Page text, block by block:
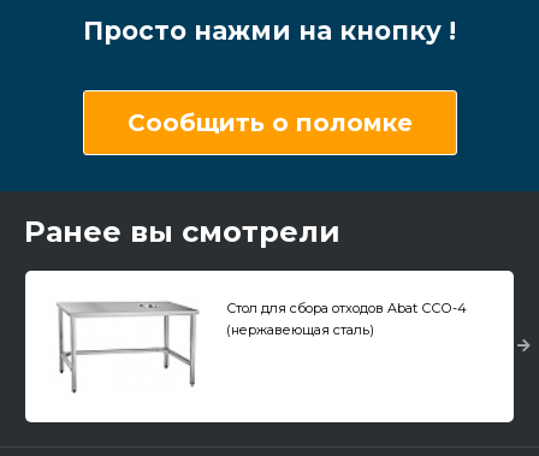
Просто нажми на кнопку !
Сообщить о поломке
Ранее вы смотрели
Стол для сбора отходов Abat ССО-4
(нержавеющая сталь)